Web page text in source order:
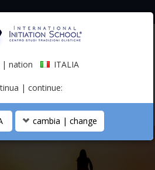
iscriviti alla mailing list
| nation ITALIA
| continue:
cambia | change